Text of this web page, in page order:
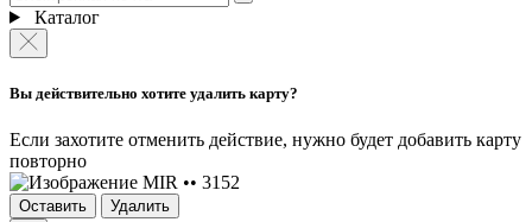
Каталог
Вы действительно хотите удалить карту?
Если захотите отменить действие, нужно будет добавить карту
повторно
MIR •• 3152
Оставить Удалить